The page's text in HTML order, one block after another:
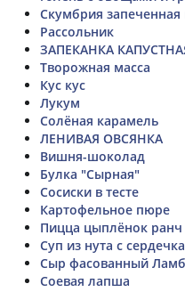
Скумбрия запеченная
Рассольник
ЗАПЕКАНКА
Творожная масса
Кус кус
Лукум
Солёная карамель
ЛЕНИВАЯ ОВСЯНКА
Вишня-шоколад
Булка "Сырная"
Сосиски в тесте
Картофельное пюре
Пицца цыплёнок ранч
Суп из нута с
Сыр фасованный
Соевая лапша